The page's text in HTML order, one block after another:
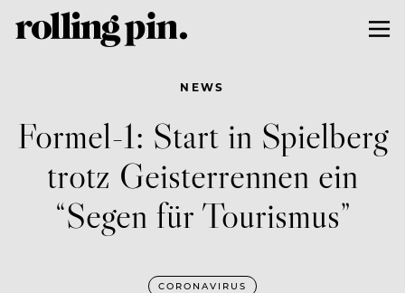
NEWS
Formel-1: Start in Spielberg
trotz Geisterrennen ein
“Segen für Tourismus”
CORONAVIRUS